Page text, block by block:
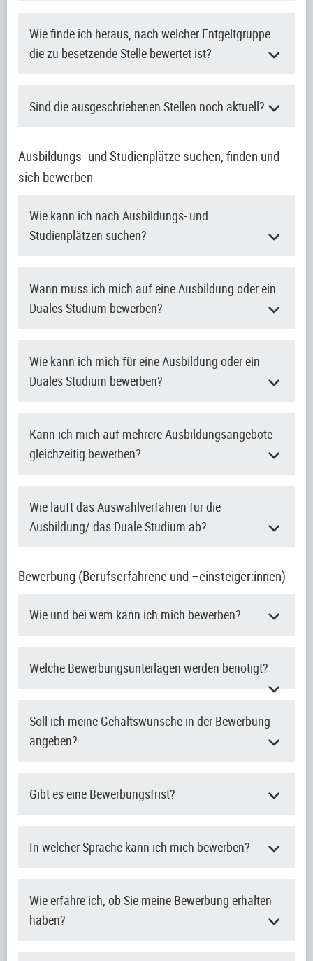
Wie finde ich heraus, nach welcher Entgeltgruppe
die zu besetzende Stelle bewertet ist?
Sind die ausgeschriebenen Stellen noch aktuell?
Ausbildungs- und Studienplätze suchen, finden und
sich bewerben
Wie kann ich nach Ausbildungs- und
Studienplätzen suchen?
Wann muss ich mich auf eine Ausbildung oder ein
Duales Studium bewerben?
Wie kann ich mich für eine Ausbildung oder ein
Duales Studium bewerben?
Kann ich mich auf mehrere Ausbildungsangebote
gleichzeitig bewerben?
Wie läuft das Auswahlverfahren für die
Ausbildung/ das Duale Studium ab?
Bewerbung (Berufserfahrene und –einsteiger:innen)
Wie und bei wem kann ich mich bewerben?
Welche Bewerbungsunterlagen werden benötigt?
Soll ich meine Gehaltswünsche in der Bewerbung
angeben?
Gibt es eine Bewerbungsfrist?
In welcher Sprache kann ich mich bewerben?
Wie erfahre ich, ob Sie meine Bewerbung erhalten
haben?